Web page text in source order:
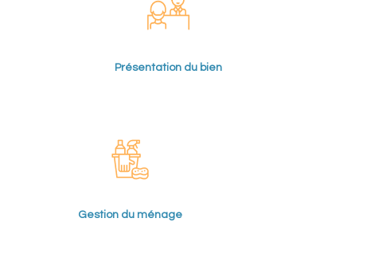
Présentation du bien
Gestion du ménage